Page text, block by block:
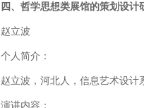
四、哲学思想类展馆的策划设计
赵立波
个人简介：
赵立波，河北人，信息艺术设计
演讲内容：